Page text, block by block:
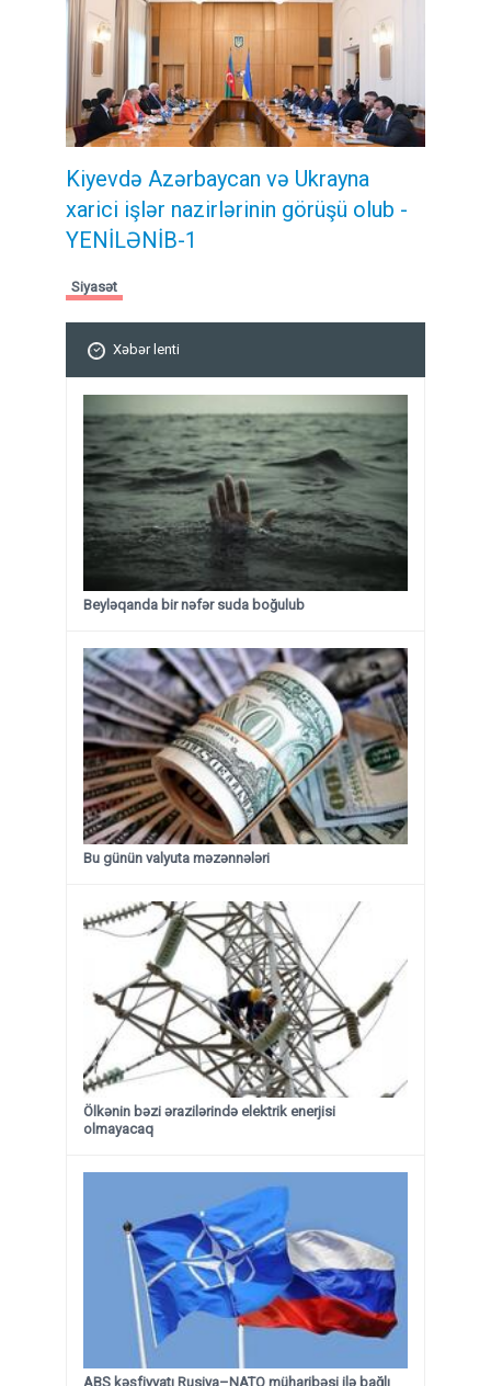
Kiyevdə Azərbaycan və Ukrayna
xarici işlər nazirlərinin görüşü olub -
YENİLƏNİB-1
Siyasət
Xəbər lenti
Beyləqanda bir nəfər suda boğulub
Bu günün valyuta məzənnələri
Ölkənin bəzi ərazilərində elektrik enerjisi
olmayacaq
ABŞ kəşfiyyatı Rusiya–NATO müharibəsi ilə bağlı